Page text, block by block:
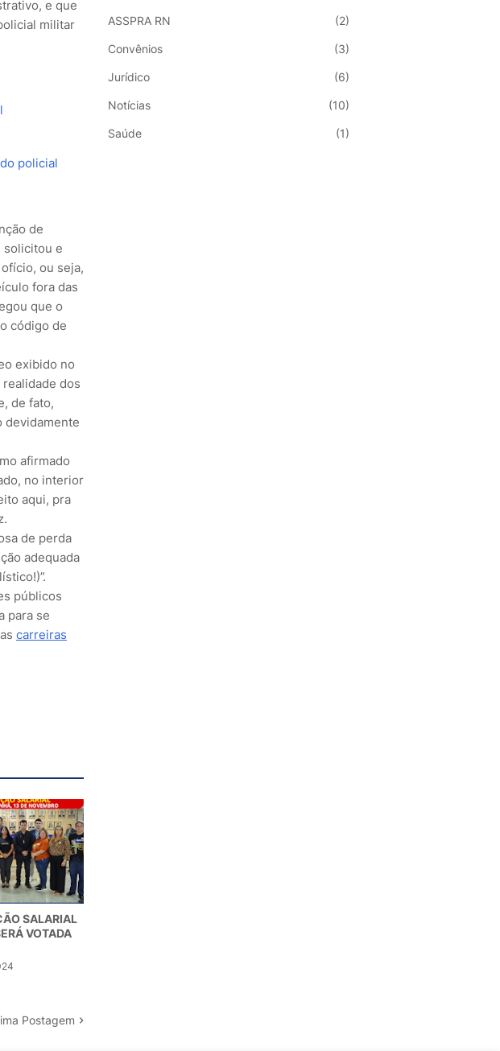
e que
militar
policial
de
solicitou e
ou seja,
fora das
que o
código de
exibido no
dos
de fato,
devidamente
afirmado
no interior
aqui, pra
de perda
adequada
públicos
para se
carreiras
SALARIAL
VOTADA
Postagem
ASSPRA RN (2)
Convênios (3)
Jurídico (6)
Notícias (10)
Saúde (1)